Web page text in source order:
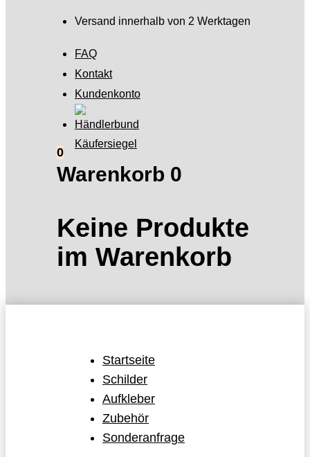
Versand innerhalb von 2 Werktagen
FAQ
Kontakt
Kundenkonto
0
Warenkorb 0
Keine Produkte
im Warenkorb
Startseite
Schilder
Aufkleber
Zubehör
Sonderanfrage